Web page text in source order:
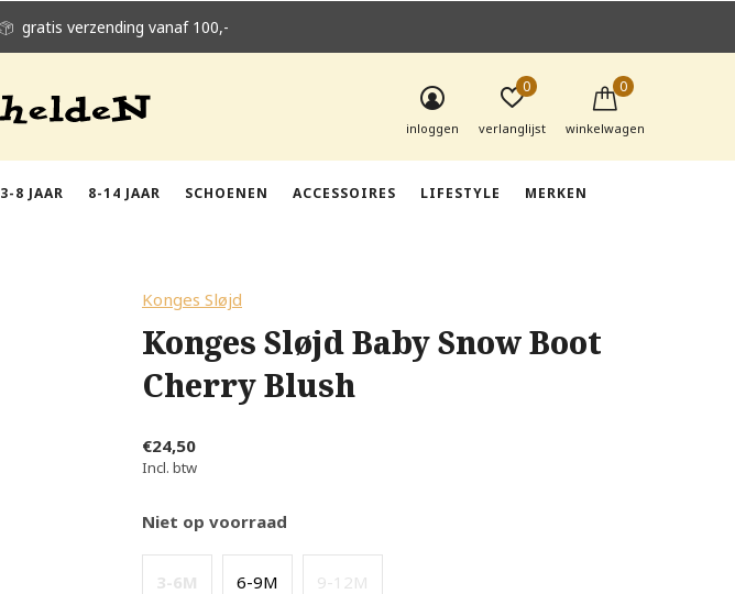
3-8 JAAR 8-14 JAAR SCHOENEN ACCESSOIRES LIFESTYLE MERKEN
inloggen verlanglijst
0
winkelwagen
0
gratis verzending vanaf 100,-
Konges Sløjd
Konges Sløjd Baby Snow Boot
Cherry Blush
€24,50
Incl. btw
Niet op voorraad
3-6M 6-9M 9-12M